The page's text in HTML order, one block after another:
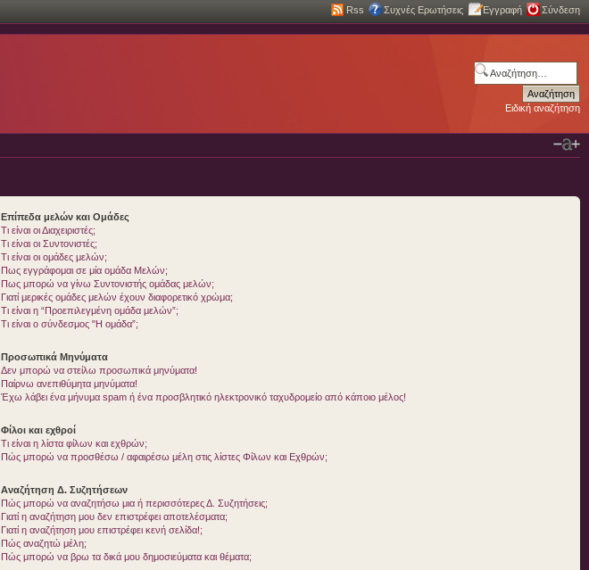
Rss Συχνές Ερωτήσεις Εγγραφή Σύνδεση
Ειδική αναζήτηση
Επίπεδα μελών και Ομάδες
Τι είναι οι Διαχειριστές;
Τι είναι οι Συντονιστές;
Τι είναι οι ομάδες μελών;
Πως εγγράφομαι σε μία ομάδα Μελών;
Πως μπορώ να γίνω Συντονιστής ομάδας μελών;
Γιατί μερικές ομάδες μελών έχουν διαφορετικό χρώμα;
Τι είναι η “Προεπιλεγμένη ομάδα μελών”;
Τι είναι ο σύνδεσμος "Η ομάδα”;
Προσωπικά Μηνύματα
Δεν μπορώ να στείλω προσωπικά μηνύματα!
Παίρνω ανεπιθύμητα μηνύματα!
Έχω λάβει ένα μήνυμα spam ή ένα προσβλητικό ηλεκτρονικό ταχυδρομείο από κάποιο μέλος!
Φίλοι και εχθροί
Τι είναι η λίστα φίλων και εχθρών;
Πώς μπορώ να προσθέσω / αφαιρέσω μέλη στις λίστες Φίλων και Εχθρών;
Αναζήτηση Δ. Συζητήσεων
Πώς μπορώ να αναζητήσω μια ή περισσότερες Δ. Συζητήσεις;
Γιατί η αναζήτηση μου δεν επιστρέφει αποτελέσματα;
Γιατί η αναζήτηση μου επιστρέφει κενή σελίδα!;
Πώς αναζητώ μέλη;
Πώς μπορώ να βρω τα δικά μου δημοσιεύματα και θέματα;